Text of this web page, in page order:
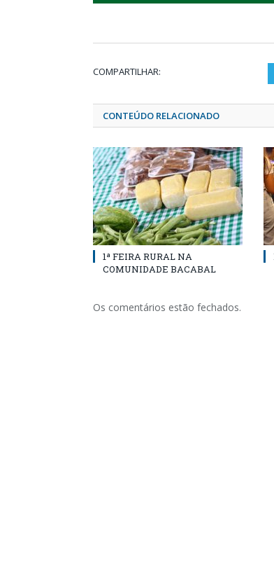
COMPARTILHAR:
CONTEÚDO RELACIONADO
1ª FEIRA RURAL NA
COMUNIDADE BACABAL
Os comentários estão fechados.